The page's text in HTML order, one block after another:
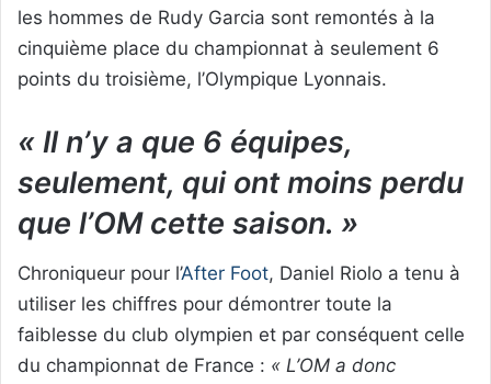
les hommes de Rudy Garcia sont remontés à la
cinquième place du championnat à seulement 6
points du troisième, l’Olympique Lyonnais.
« Il n’y a que 6 équipes,
seulement, qui ont moins perdu
que l’OM cette saison. »
Chroniqueur pour l’After Foot, Daniel Riolo a tenu à
utiliser les chiffres pour démontrer toute la
faiblesse du club olympien et par conséquent celle
du championnat de France : « L’OM a donc